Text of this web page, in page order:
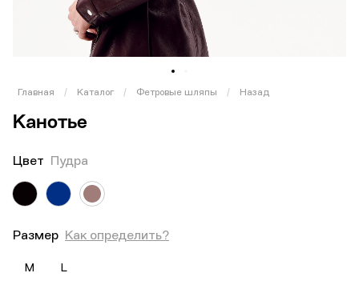
Главная / Каталог / Фетровые шляпы / Назад
Канотье
Цвет Пудра
Размер Как определить?
M L